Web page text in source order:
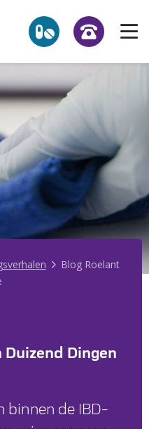
Blog Roelant
Duizend Dingen
binnen de IBD-